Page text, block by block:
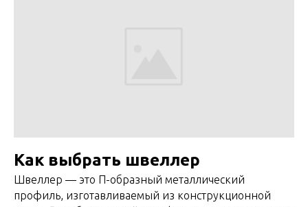
Как выбрать швеллер
Швеллер — это П-образный металлический
профиль, изготавливаемый из конструкционной